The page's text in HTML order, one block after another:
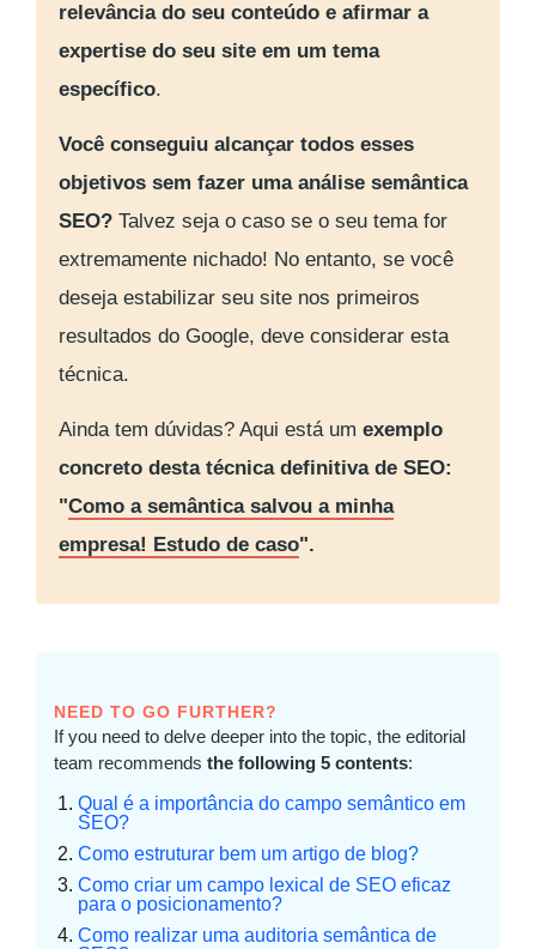
relevância do seu conteúdo e afirmar a
expertise do seu site em um tema
específico.
Você conseguiu alcançar todos esses
objetivos sem fazer uma análise semântica
SEO? Talvez seja o caso se o seu tema for
extremamente nichado! No entanto, se você
deseja estabilizar seu site nos primeiros
resultados do Google, deve considerar esta
técnica.
Ainda tem dúvidas? Aqui está um exemplo
concreto desta técnica definitiva de SEO:
"Como a semântica salvou a minha
empresa! Estudo de caso".
NEED TO GO FURTHER?
If you need to delve deeper into the topic, the editorial
team recommends the following 5 contents:
Qual é a importância do campo semântico em
SEO?
Como estruturar bem um artigo de blog?
Como criar um campo lexical de SEO eficaz
para o posicionamento?
Como realizar uma auditoria semântica de